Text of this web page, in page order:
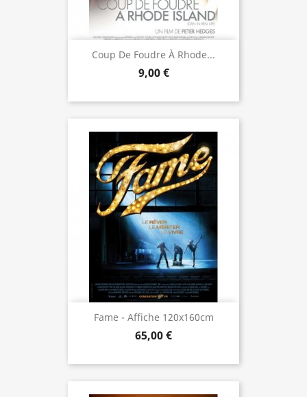
Coup De Foudre À Rhode...
9,00 €
Fame - Affiche 120x160cm
65,00 €